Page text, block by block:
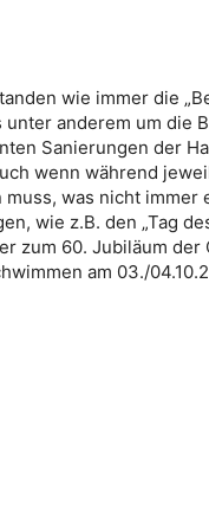
wie immer die
anderem um die
Sanierungen der
wenn während
was nicht
wie z.B. den „Tag
zum 60. Jubiläum
am 03./